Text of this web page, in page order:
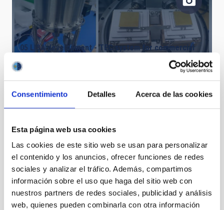
Consentimiento Detalles Acerca de las cookies
Esta página web usa cookies
Las cookies de este sitio web se usan para personalizar
el contenido y los anuncios, ofrecer funciones de redes
sociales y analizar el tráfico. Además, compartimos
información sobre el uso que haga del sitio web con
nuestros partners de redes sociales, publicidad y análisis
web, quienes pueden combinarla con otra información
05 LISA development - TEC system for commercial
01 GTC - OSIRIS+ detector upgrade (ADFEMOS
project)